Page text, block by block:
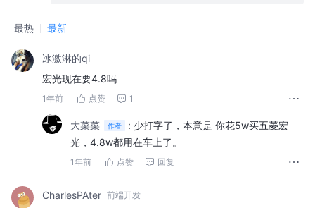
最热 最新
冰激淋的qi
宏光现在要4.8吗
1年前 点赞 1
大菜菜 作者 : 少打字了，本意是 你花5w买五菱宏
光，4.8w都用在车上了。
1年前 点赞 回复
CharlesPAter 前端开发